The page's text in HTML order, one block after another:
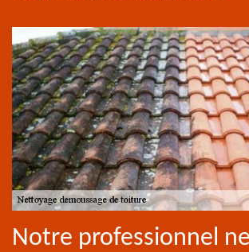
Notre professionnel